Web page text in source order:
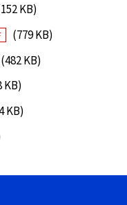
KB)
(779 KB)
(482 KB)
KB)
KB)